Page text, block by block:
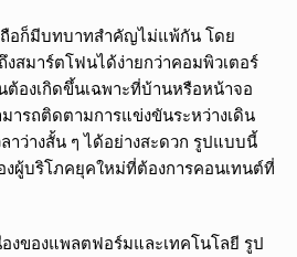
อก็มีบทบาทสำคัญไม่แพ้กัน โดย
งสมาร์ตโฟนได้ง่ายกว่าคอมพิวเตอร์
ต้องเกิดขึ้นเฉพาะที่บ้านหรือหน้าจอ
รถติดตามการแข่งขันระหว่างเดิน
าว่างสั้น ๆ ได้อย่างสะดวก รูปแบบนี้
ผู้บริโภคยุคใหม่ที่ต้องการคอนเทนต์ที่
งของแพลตฟอร์มและเทคโนโลยี รูป